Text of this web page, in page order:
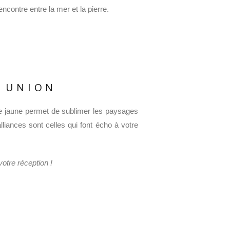
entre la mer et la pierre.
UNION
jaune permet de sublimer les paysages
sont celles qui font écho à votre
réception !